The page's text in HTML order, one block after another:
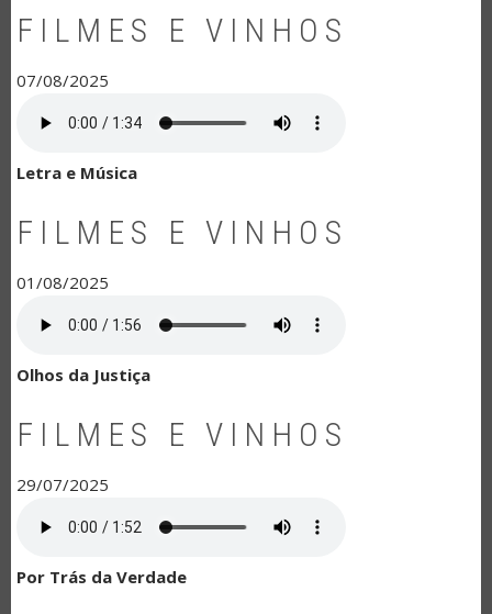
FILMES E VINHOS
07/08/2025
Letra e Música
FILMES E VINHOS
01/08/2025
Olhos da Justiça
FILMES E VINHOS
29/07/2025
Por Trás da Verdade